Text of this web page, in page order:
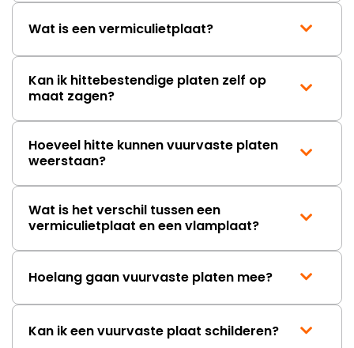
Wat is een vermiculietplaat?
Kan ik hittebestendige platen zelf op
maat zagen?
Hoeveel hitte kunnen vuurvaste platen
weerstaan?
Wat is het verschil tussen een
vermiculietplaat en een vlamplaat?
Hoelang gaan vuurvaste platen mee?
Kan ik een vuurvaste plaat schilderen?